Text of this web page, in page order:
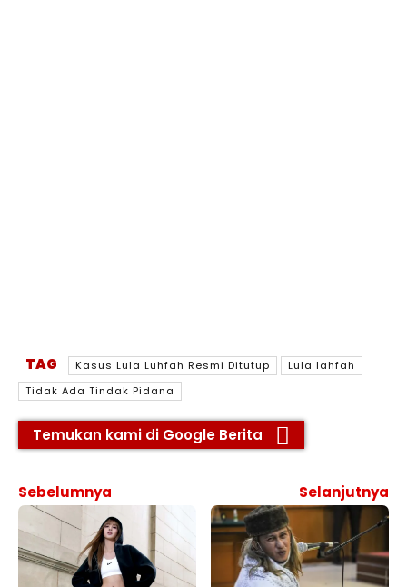
TAG Kasus Lula Luhfah Resmi Ditutup
Lula lahfah
Tidak Ada Tindak Pidana
Temukan kami di Google Berita
Sebelumnya Selanjutnya